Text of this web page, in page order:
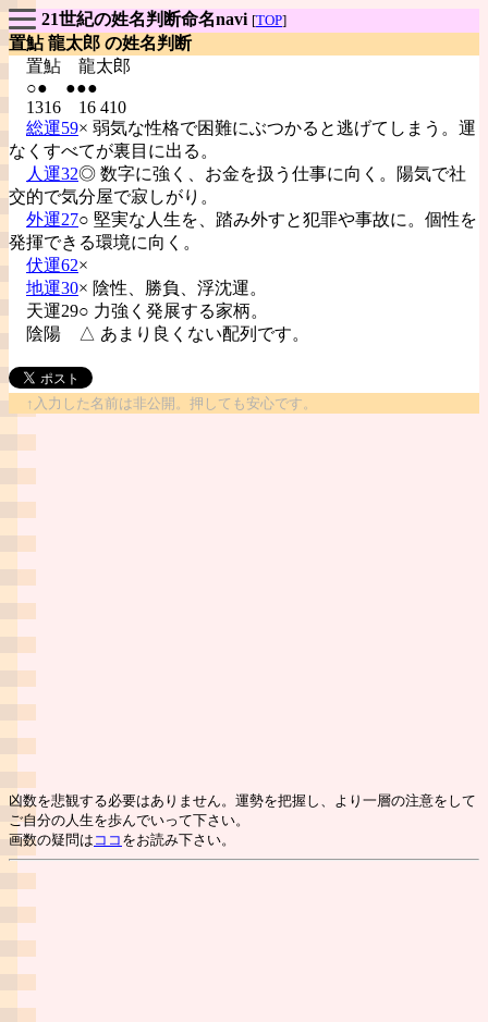
21世紀の姓名判断命名navi [TOP]
置鮎 龍太郎 の姓名判断
置鮎 龍太郎
○● ●●●
1316 16 410
総運59× 弱気な性格で困難にぶつかると逃げてしまう。運
なくすべてが裏目に出る。
人運32◎ 数字に強く、お金を扱う仕事に向く。陽気で社
交的で気分屋で寂しがり。
外運27○ 堅実な人生を、踏み外すと犯罪や事故に。個性を
発揮できる環境に向く。
伏運62×
地運30× 陰性、勝負、浮沈運。
天運29○ 力強く発展する家柄。
陰陽
△ あまり良くない配列です。
↑入力した名前は非公開。押しても安心です。
凶数を悲観する必要はありません。運勢を把握し、より一層の注意をして
ご自分の人生を歩んでいって下さい。
画数の疑問は ココ をお読み下さい。